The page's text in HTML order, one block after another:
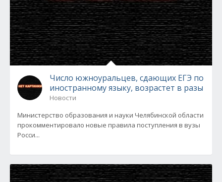
Число южноуральцев, сдающих ЕГЭ по
иностранному языку, возрастет в разы
Новости
Министерство образования и науки Челябинской области
прокомментировало новые правила поступления в вузы
Росси...